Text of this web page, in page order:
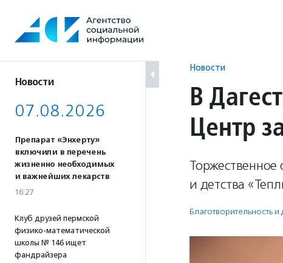
содержанию
Новости
07.08.2026
Препарат «Энхерту»
включили в перечень
жизненно необходимых
и важнейших лекарств
16:27
Клуб друзей пермской
физико-математической
школы № 146 ищет
фандрайзера
Новости
В
Центр
Торжественное
и детства
Благотвори­тель­ность